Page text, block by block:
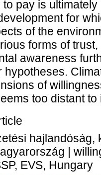
pay is
for
of the
forms of
awareness
hypotheses.
of
too distant
hajlandóság,
|
EVS, Hungary